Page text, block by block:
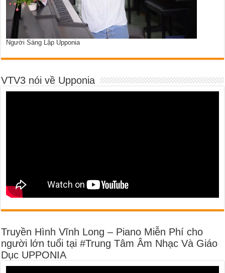
Người Sáng Lập Upponia
VTV3 nói về Upponia
Truyền Hình Vĩnh Long – Piano Miễn Phí cho
người lớn tuổi tại #Trung Tâm Âm Nhạc Và Giáo
Dục UPPONIA